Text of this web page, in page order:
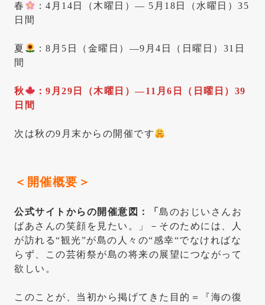
春
：4月14日（木曜日）— 5月18日（水曜日）35
日間
夏
：8月5日（金曜日）—9月4日（日曜日）31日
間
秋
：9月29日（木曜日）—11月6日（日曜日）39
日間
次は秋の9月末からの開催です
＜開催概要＞
公式サイトからの開催意図：「 島のおじいさんお
ばあさんの笑顔を見たい。」－そのためには、人
が訪れる“観光”が島の人々の“感幸“でなければな
らず、この芸術祭が島の将来の展望につながって
欲しい。
このことが、当初から掲げてきた目的＝『海の復